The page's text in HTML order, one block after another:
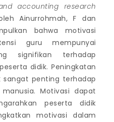
accounting research
Ainurrohmah, F dan
bahwa motivasi
guru mempunyai
signifikan terhadap
didik. Peningkatan
sangat penting terhadap
Motivasi dapat
peserta didik
motivasi dalam